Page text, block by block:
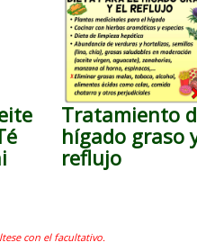
Tratamiento
hígado graso
reflujo
con el facultativo.